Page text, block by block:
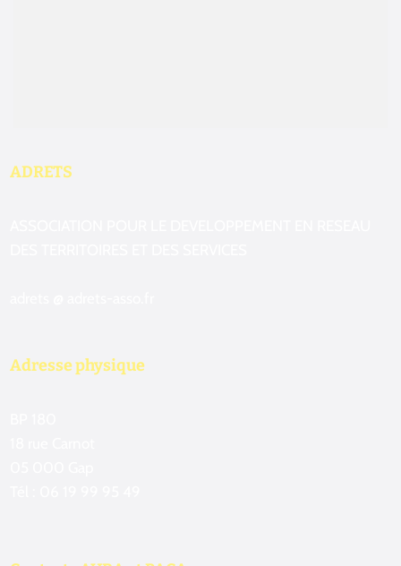
ADRETS
Adresse physique